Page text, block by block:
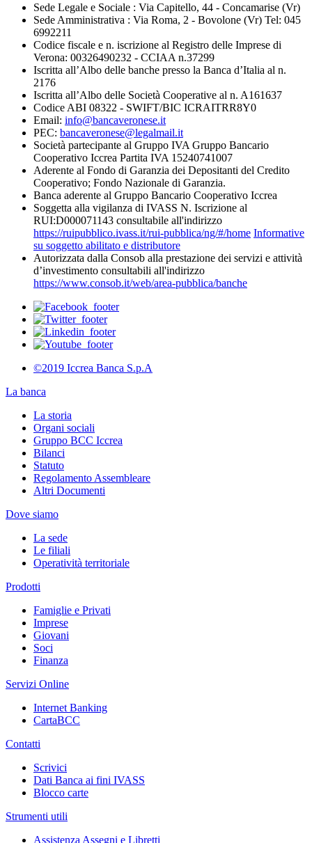
Sede Legale e Sociale : Via Capitello, 44 - Concamarise (Vr)
Sede Amministrativa : Via Roma, 2 - Bovolone (Vr) Tel: 045
6992211
Codice fiscale e n. iscrizione al Registro delle Imprese di
Verona: 00326490232 - CCIAA n.37299
Iscritta all’Albo delle banche presso la Banca d’Italia al n.
2176
Iscritta all’Albo delle Società Cooperative al n. A161637
Codice ABI 08322 - SWIFT/BIC ICRAITRR8Y0
Email: info@bancaveronese.it
PEC: bancaveronese@legalmail.it
Società partecipante al Gruppo IVA Gruppo Bancario
Cooperativo Iccrea Partita IVA 15240741007
Aderente al Fondo di Garanzia dei Depositanti del Credito
Cooperativo; Fondo Nazionale di Garanzia.
Banca aderente al Gruppo Bancario Cooperativo Iccrea
Soggetta alla vigilanza di IVASS N. Iscrizione al
RUI:D000071143 consultabile all'indirizzo
https://ruipubblico.ivass.it/rui-pubblica/ng/#/home Informative
su soggetto abilitato e distributore
Autorizzata dalla Consob alla prestazione dei servizi e attività
d’investimento consultabili all'indirizzo
https://www.consob.it/web/area-pubblica/banche
©2019 Iccrea Banca S.p.A
La banca
La storia
Organi sociali
Gruppo BCC Iccrea
Bilanci
Statuto
Regolamento Assembleare
Altri Documenti
Dove siamo
La sede
Le filiali
Operatività territoriale
Prodotti
Famiglie e Privati
Imprese
Giovani
Soci
Finanza
Servizi Online
Internet Banking
CartaBCC
Contatti
Scrivici
Dati Banca ai fini IVASS
Blocco carte
Strumenti utili
Assistenza Assegni e Libretti